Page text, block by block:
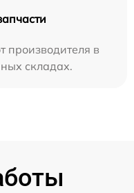
производителя в
складах.